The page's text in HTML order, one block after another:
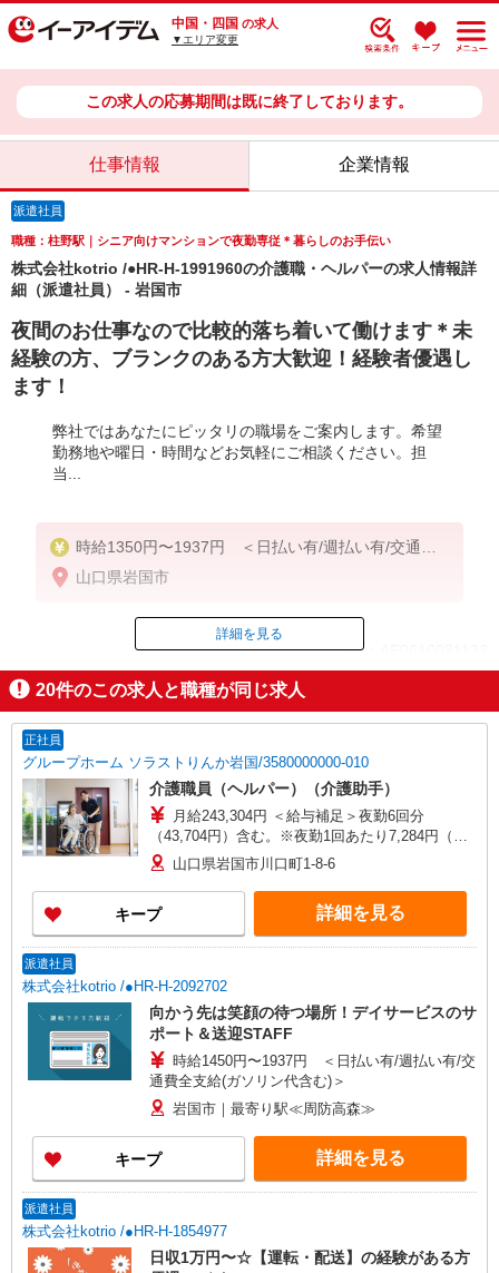
中国・四国 の求人
▼エリア変更
この求人の応募期間は既に終了しております。
仕事情報 企業情報
派遣社員
職種：柱野駅｜シニア向けマンションで夜勤専従＊暮らしのお手伝い
株式会社kotrio /●HR-H-1991960の介護職・ヘルパーの求人情報詳
細（派遣社員） - 岩国市
夜間のお仕事なので比較的落ち着いて働けます＊未
経験の方、ブランクのある方大歓迎！経験者優遇し
ます！
弊社ではあなたにピッタリの職場をご案内します。希望
勤務地や曜日・時間などお気軽にご相談ください。担
当...
時給1350円〜1937円 ＜日払い有/週払い有/交通費
全支給(ガソリン代含む)＞
山口県岩国市
ID：AE0610081122
掲載期間終了
詳細を見る
20件のこの求人と職種が同じ求人
正社員
グループホーム ソラストりんか岩国/3580000000-010
介護職員（ヘルパー）（介護助手）
月給243,304円 ＜給与補足＞夜勤6回分
（43,704円）含む。※夜勤1回あたり7,284円（深
夜割増＋夜勤手当）
山口県岩国市川口町1-8-6
キープ 詳細を見る
派遣社員
株式会社kotrio /●HR-H-2092702
向かう先は笑顔の待つ場所！デイサービスのサ
ポート＆送迎STAFF
時給1450円〜1937円 ＜日払い有/週払い有/交
通費全支給(ガソリン代含む)＞
岩国市｜最寄り駅≪周防高森≫
キープ 詳細を見る
派遣社員
株式会社kotrio /●HR-H-1854977
日収1万円〜☆【運転・配送】の経験がある方